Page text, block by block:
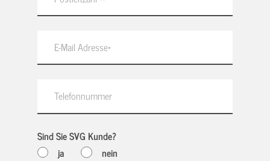
Sind Sie SVG Kunde?
ja
nein